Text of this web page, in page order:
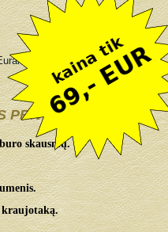
PRIVALUMAI:
skausmų.
kraujotaką.